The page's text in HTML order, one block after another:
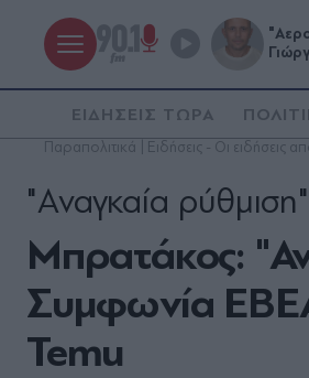
ΕΙΔΗΣΕΙΣ ΤΩΡΑ
Παραπολιτικά | Ειδήσεις - Οι ειδήσεις
Μπρατάκος:
Συμφωνία
Temu
"Αναγκαία ρύθμιση"